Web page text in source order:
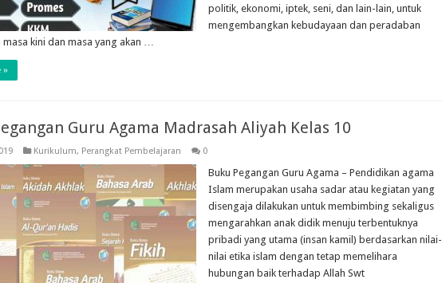
politik, ekonomi, iptek, seni, dan lain-lain, untuk
mengembangkan kebudayaan dan peradaban
kini dan masa yang akan …
»
Guru Agama Madrasah Aliyah Kelas 10
Kurikulum, Perangkat Pembelajaran 0
Buku Pegangan Guru Agama – Pendidikan agama
Islam merupakan usaha sadar atau kegiatan yang
disengaja dilakukan untuk membimbing sekaligus
mengarahkan anak didik menuju terbentuknya
pribadi yang utama (insan kamil) berdasarkan nilai-
nilai etika islam dengan tetap memelihara
hubungan baik terhadap Allah Swt